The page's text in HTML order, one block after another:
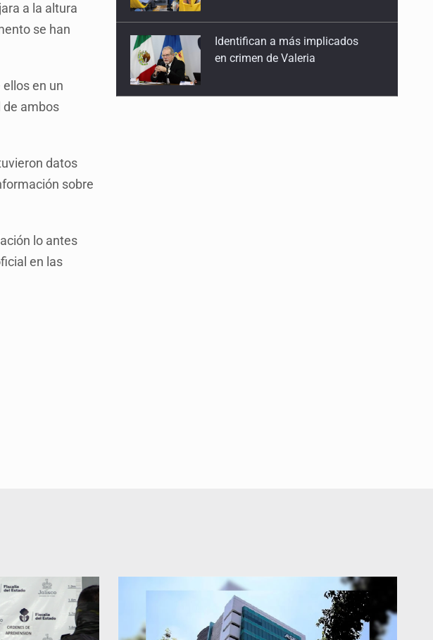
a la altura
se han
en un
de ambos
datos
sobre
lo antes
en las
Capturan en Zapopan a
defraudador de paquetes